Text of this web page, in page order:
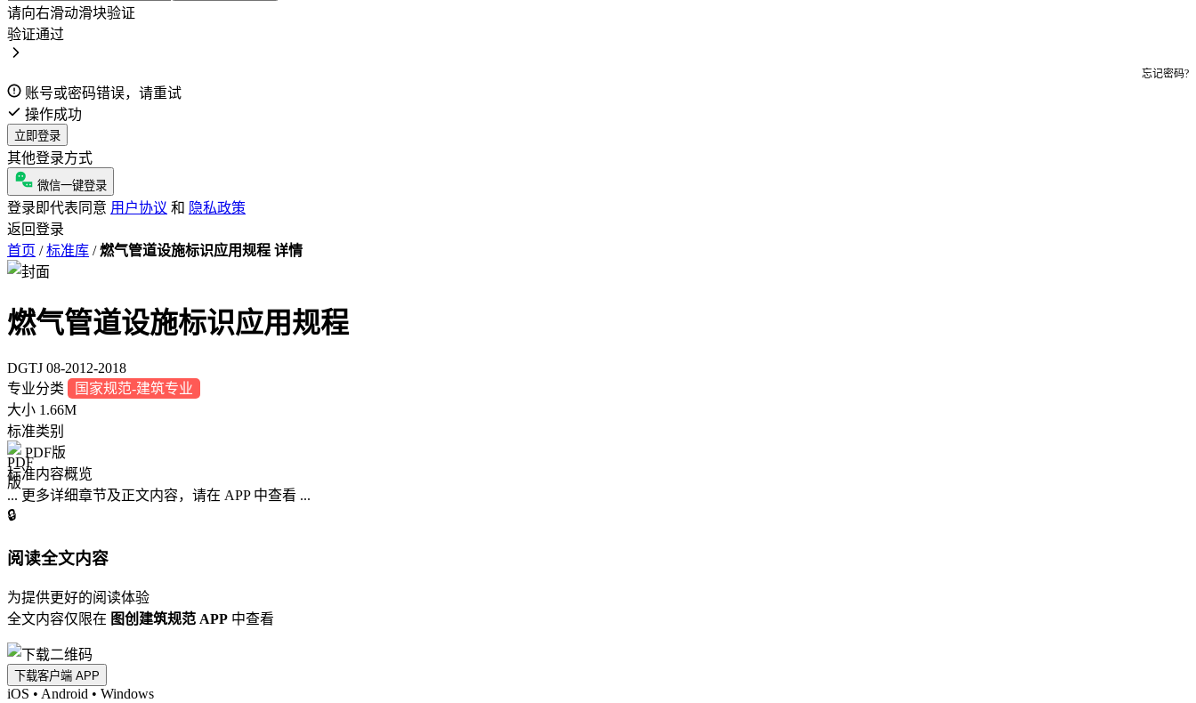
请向右滑动滑块验证
验证通过
忘记密码?
账号或密码错误，请重试
操作成功
立即登录
其他登录方式
微信一键登录
登录即代表同意 用户协议 和 隐私政策
返回登录
首页 / 标准库 / 燃气管道设施标识应用规程 详情
燃气管道设施标识应用规程
DGTJ 08-2012-2018
专业分类
国家规范-建筑专业
大小 1.66M
标准类别
PDF版
标准内容概览
... 更多详细章节及正文内容，请在 APP 中查看 ...
🔒
阅读全文内容
为提供更好的阅读体验
全文内容仅限在 图创建筑规范 APP 中查看
下载客户端 APP
iOS • Android • Windows